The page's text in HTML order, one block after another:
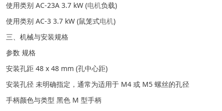
使用类别 AC-23A 3.7 kW (电机负载)
使用类别 AC-3 3.7 kW (鼠笼式电机)
三、机械与安装规格
参数 规格
安装孔距 48 x 48 mm (孔中心距)
安装孔径 未明确指定，通常为适用于 M4 或 M5 螺丝的孔径
手柄颜色与类型 黑色 M 型手柄